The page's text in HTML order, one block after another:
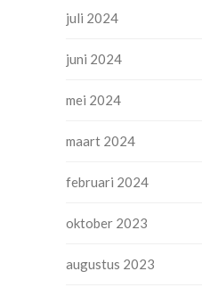
juli 2024
juni 2024
mei 2024
maart 2024
februari 2024
oktober 2023
augustus 2023